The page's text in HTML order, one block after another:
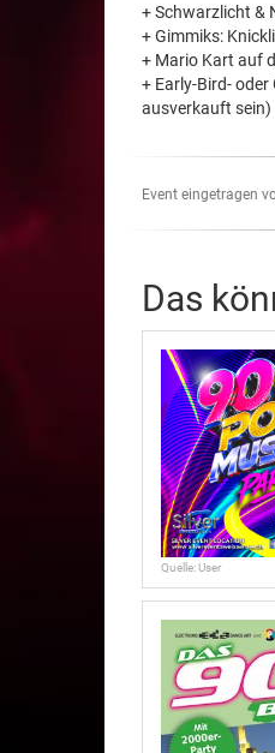
+ Schwarzlicht &
+ Gimmiks:
+ Mario Kart auf
+ Early-Bird-
ausverkauft sein)
Event eingetragen
Das
Quelle: User